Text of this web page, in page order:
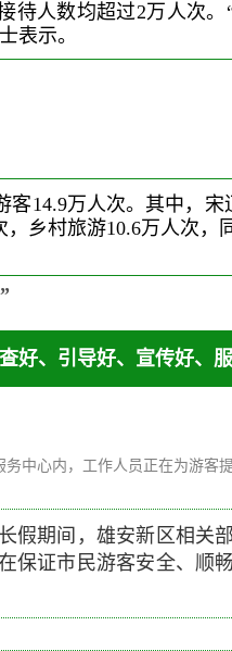
待人数均超过2万人次
表示。
14.9万人次。其中，
乡村旅游10.6万人次
好、引导好、宣传好、
中心内，工作人员正在为游客
假期间，雄安新区相关
保证市民游客安全、顺